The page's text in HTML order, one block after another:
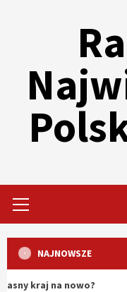
Menu
NAJNOWSZE
na nowo?